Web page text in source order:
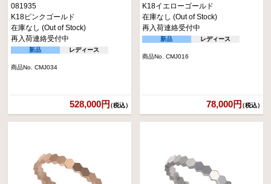
081935
K18ピンクゴールド
在庫なし (Out of Stock)
再入荷連絡受付中
新品 レディース
商品No. CMJ034
528,000円（税込）
K18イエローゴールド
在庫なし (Out of Stock)
再入荷連絡受付中
新品 レディース
商品No. CMJ016
78,000円（税込）